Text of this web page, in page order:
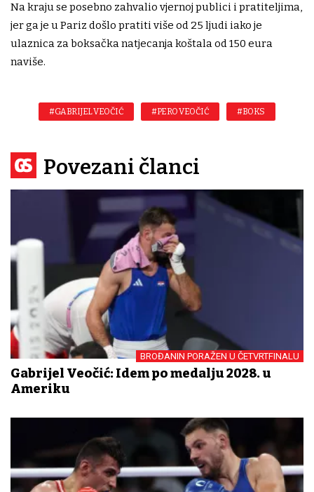
Na kraju se posebno zahvalio vjernoj publici i pratiteljima,
jer ga je u Pariz došlo pratiti više od 25 ljudi iako je
ulaznica za boksačka natjecanja koštala od 150 eura
naviše.
#GABRIJEL VEOČIĆ #PERO VEOČIĆ #BOKS
Povezani članci
BROĐANIN PORAŽEN U ČETVRTFINALU
Gabrijel Veočić: Idem po medalju 2028. u
Ameriku